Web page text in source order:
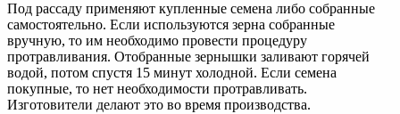
Под рассаду применяют купленные семена либо собранные
самостоятельно. Если используются зерна собранные
вручную, то им необходимо провести процедуру
протравливания. Отобранные зернышки заливают горячей
водой, потом спустя 15 минут холодной. Если семена
покупные, то нет необходимости протравливать.
Изготовители делают это во время производства.